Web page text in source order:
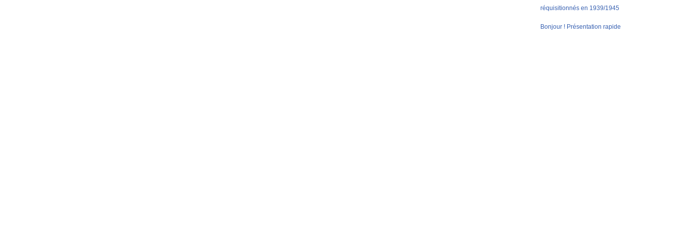
réquisitionnés en 1939/1945
Bonjour ! Présentation rapide